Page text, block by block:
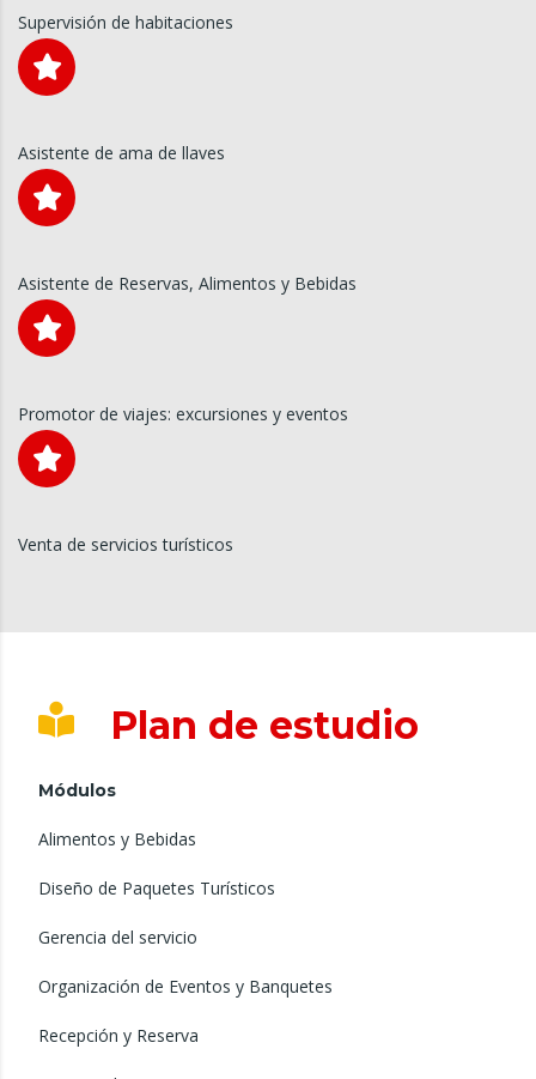
Supervisión de habitaciones
Asistente de ama de llaves
Asistente de Reservas, Alimentos y Bebidas
Promotor de viajes: excursiones y eventos
Venta de servicios turísticos
Plan de estudio
Módulos
Alimentos y Bebidas
Diseño de Paquetes Turísticos
Gerencia del servicio
Organización de Eventos y Banquetes
Recepción y Reserva